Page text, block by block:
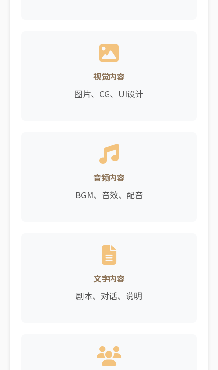
视觉内容
图片、CG、UI设计
音频内容
BGM、音效、配音
文字内容
剧本、对话、说明